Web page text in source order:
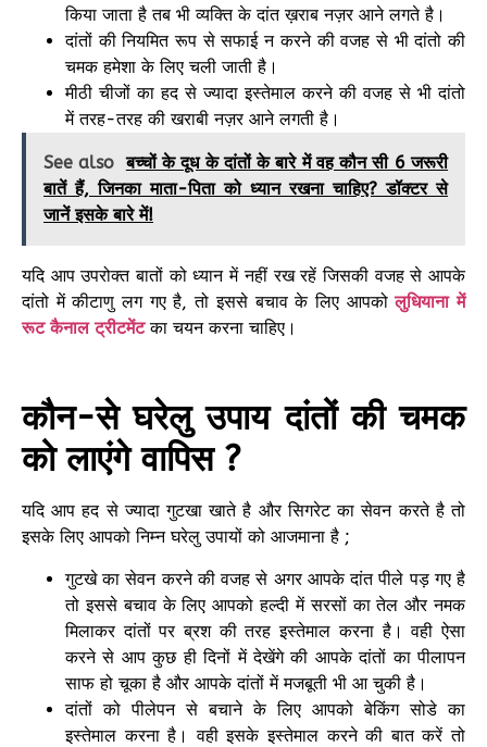
किया जाता है तब भी व्यक्ति के दांत ख़राब नज़र आने लगते है।
दांतों की नियमित रूप से सफाई न करने की वजह से भी दांतो की
चमक हमेशा के लिए चली जाती है।
मीठी चीजों का हद से ज्यादा इस्तेमाल करने की वजह से भी दांतो
में तरह-तरह की खराबी नज़र आने लगती है।
See also बच्चों के दूध के दांतों के बारे में वह कौन सी 6 जरूरी
बातें हैं, जिनका माता-पिता को ध्यान रखना चाहिए? डॉक्टर से
जानें इसके बारे में!
यदि आप उपरोक्त बातों को ध्यान में नहीं रख रहें जिसकी वजह से आपके
दांतो में कीटाणु लग गए है, तो इससे बचाव के लिए आपकोलुधियाना में
रूट कैनाल ट्रीटमेंटका चयन करना चाहिए।
कौन-से घरेलु उपाय दांतों की चमक
को लाएंगे वापिस ?
यदि आप हद से ज्यादा गुटखा खाते है और सिगरेट का सेवन करते है तो
इसके लिए आपको निम्न घरेलु उपायों को आजमाना है ;
गुटखे का सेवन करने की वजह से अगर आपके दांत पीले पड़ गए है
तो इससे बचाव के लिए आपको हल्दी में सरसों का तेल और नमक
मिलाकर दांतों पर ब्रश की तरह इस्तेमाल करना है। वही ऐसा
करने से आप कुछ ही दिनों में देखेंगे की आपके दांतों का पीलापन
साफ हो चूका है और आपके दांतों में मजबूती भी आ चुकी है।
दांतों को पीलेपन से बचाने के लिए आपको बेकिंग सोडे का
इस्तेमाल करना है। वही इसके इस्तेमाल करने की बात करें तो